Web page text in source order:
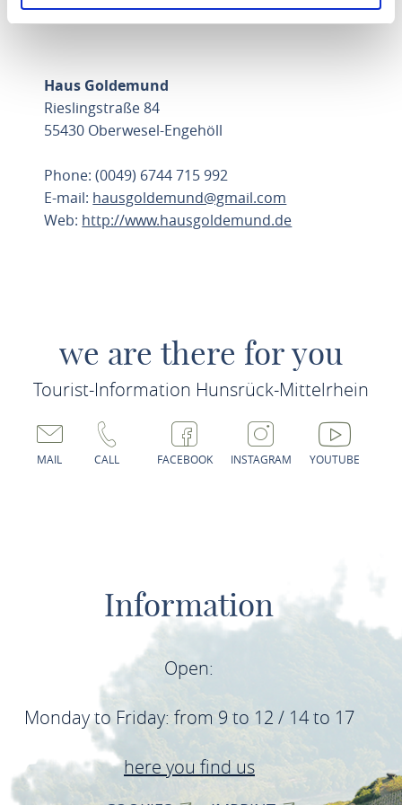
UPDATE SETTINGS
Haus Goldemund
Rieslingstraße 84
55430 Oberwesel-Engehöll
Phone: (0049) 6744 715 992
E-mail: hausgoldemund@gmail.com
Web: http://www.hausgoldemund.de
we are there for you
Tourist-Information Hunsrück-Mittelrhein
MAIL CALL FACEBOOK INSTAGRAM YOUTUBE
Information
Open:
Monday to Friday: from 9 to 12 / 14 to 17
here you find us